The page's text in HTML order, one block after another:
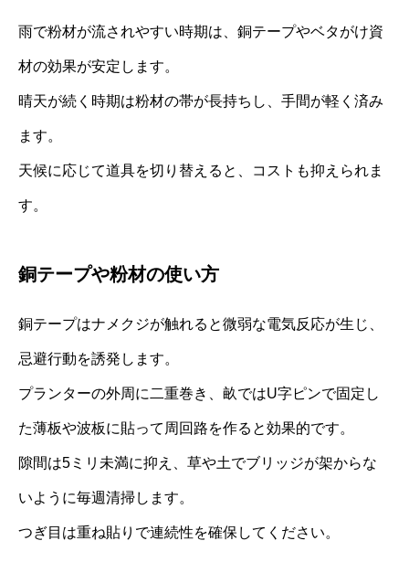
雨で粉材が流されやすい時期は、銅テープやベタがけ資
材の効果が安定します。
晴天が続く時期は粉材の帯が長持ちし、手間が軽く済み
ます。
天候に応じて道具を切り替えると、コストも抑えられま
す。
銅テープや粉材の使い方
銅テープはナメクジが触れると微弱な電気反応が生じ、
忌避行動を誘発します。
プランターの外周に二重巻き、畝ではU字ピンで固定し
た薄板や波板に貼って周回路を作ると効果的です。
隙間は5ミリ未満に抑え、草や土でブリッジが架からな
いように毎週清掃します。
つぎ目は重ね貼りで連続性を確保してください。